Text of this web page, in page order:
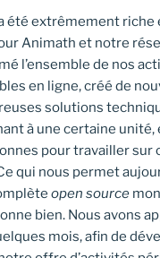
été extrêmement riche
Animath et notre
l’ensemble de nos
en ligne, créé de
solutions
à une certaine unité,
pour travailler sur
qui nous permet
open source
bien. Nous avons
mois, afin de